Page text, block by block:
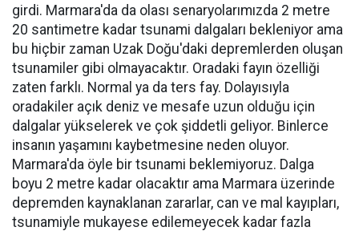
girdi. Marmara'da da olası senaryolarımızda 2 metre
20 santimetre kadar tsunami dalgaları bekleniyor ama
bu hiçbir zaman Uzak Doğu'daki depremlerden oluşan
tsunamiler gibi olmayacaktır. Oradaki fayın özelliği
zaten farklı. Normal ya da ters fay. Dolayısıyla
oradakiler açık deniz ve mesafe uzun olduğu için
dalgalar yükselerek ve çok şiddetli geliyor. Binlerce
insanın yaşamını kaybetmesine neden oluyor.
Marmara'da öyle bir tsunami beklemiyoruz. Dalga
boyu 2 metre kadar olacaktır ama Marmara üzerinde
depremden kaynaklanan zararlar, can ve mal kayıpları,
tsunamiyle mukayese edilemeyecek kadar fazla